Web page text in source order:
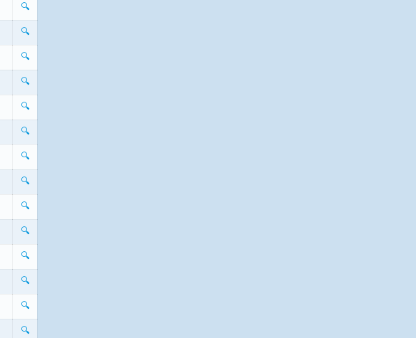
🔍
🔍
🔍
🔍
🔍
🔍
🔍
🔍
🔍
🔍
🔍
🔍
🔍
🔍